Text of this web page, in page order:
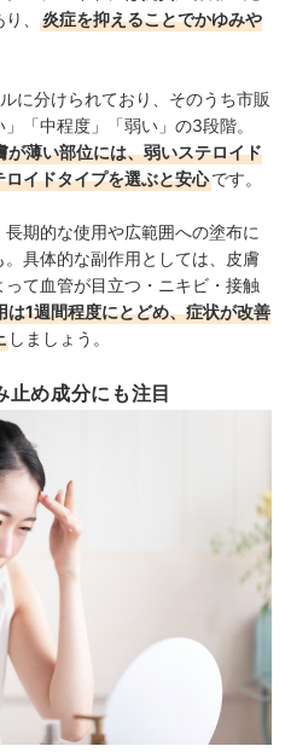
、
炎症を抑えることでかゆみや
に分けられており、そのうち市販
「中程度」「弱い」の3段階。
薄い部位には、弱いステロイド
イドタイプを選ぶと安心です。
期的な使用や広範囲への塗布に
具体的な副作用としては、皮膚
て血管が目立つ・ニキビ・接触
は1週間程度にとどめ、症状が改善
しましょう。
止め成分にも注目